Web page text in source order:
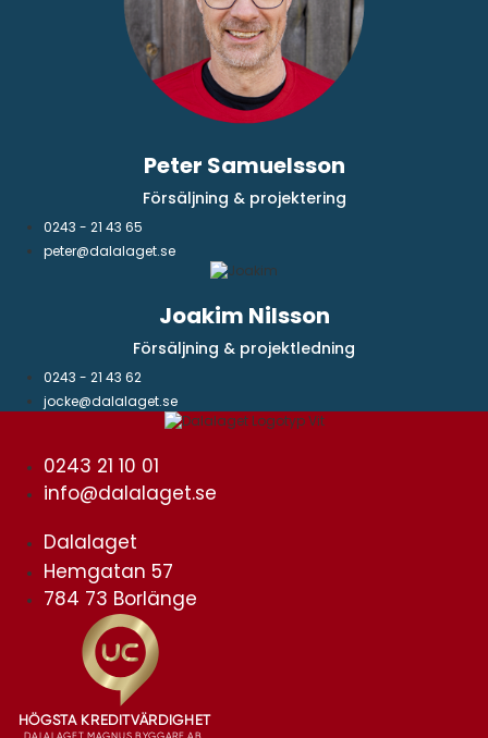
Peter Samuelsson
Försäljning & projektering
0243 - 21 43 65
peter@dalalaget.se
Joakim Nilsson
Försäljning & projektledning
0243 - 21 43 62
jocke@dalalaget.se
0243 21 10 01
info@dalalaget.se
Dalalaget
Hemgatan 57
784 73 Borlänge